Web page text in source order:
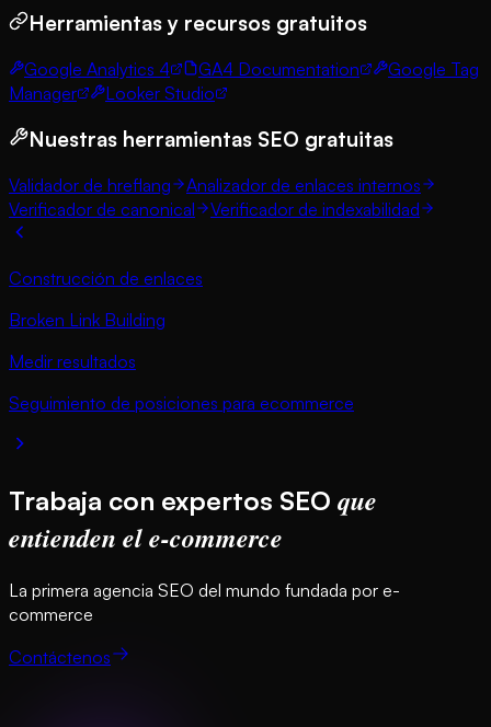
Herramientas y recursos gratuitos
Google Analytics 4 GA4 Documentation
Google Tag
Manager
Looker Studio
Nuestras herramientas SEO gratuitas
Validador de hreflang
Analizador de enlaces internos
Verificador de canonical
Verificador de indexabilidad
Construcción de enlaces
Broken Link Building
Medir resultados
Seguimiento de posiciones para ecommerce
Trabaja con expertos SEO que
entienden el e-commerce
La primera agencia SEO del mundo fundada por e-
commerce
Contáctenos